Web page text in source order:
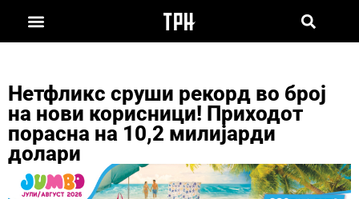
Нетфликс сруши рекорд во број
на нови корисници! Приходот
порасна на 10,2 милијарди
долари